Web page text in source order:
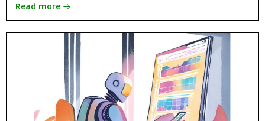
Read more